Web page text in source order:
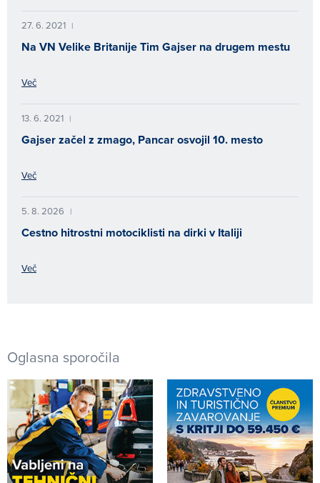
27. 6. 2021 |
Na VN Velike Britanije Tim Gajser na drugem mestu
Več
13. 6. 2021 |
Gajser začel z zmago, Pancar osvojil 10. mesto
Več
5. 8. 2026 |
Cestno hitrostni motociklisti na dirki v Italiji
Več
Oglasna sporočila